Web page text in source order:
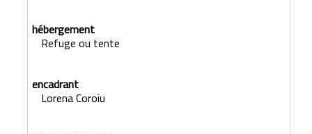
Refuge ou tente
Lorena Coroiu